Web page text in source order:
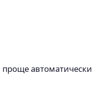
проще автоматически